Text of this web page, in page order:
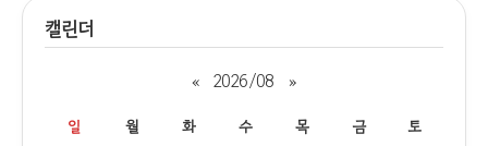
캘린더
« 2026/08 »
일 월 화 수 목 금
토